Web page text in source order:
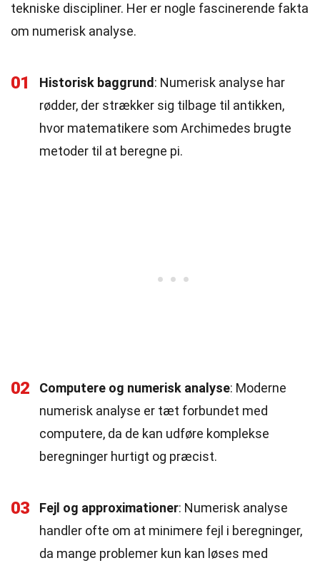
tekniske discipliner. Her er nogle fascinerende fakta
om numerisk analyse.
01 Historisk baggrund : Numerisk analyse har
rødder, der strækker sig tilbage til antikken,
hvor matematikere som Archimedes brugte
metoder til at beregne pi.
02 Computere og numerisk analyse: Moderne
numerisk analyse er tæt forbundet med
computere, da de kan udføre komplekse
beregninger hurtigt og præcist.
03 Fejl og approximationer: Numerisk analyse
handler ofte om at minimere fejl i beregninger,
da mange problemer kun kan løses med